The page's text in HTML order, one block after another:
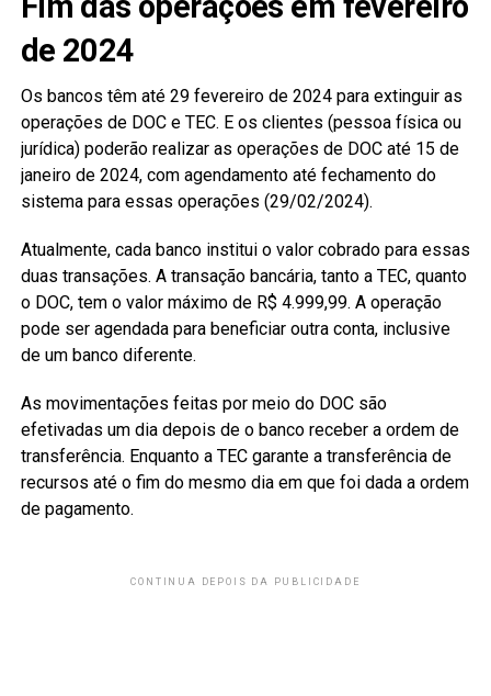
de 2024
Os bancos têm até 29 fevereiro de 2024 para extinguir as
operações de DOC e TEC. E os clientes (pessoa física ou
jurídica) poderão realizar as operações de DOC até 15 de
janeiro de 2024, com agendamento até fechamento do
sistema para essas operações (29/02/2024).
Atualmente, cada banco institui o valor cobrado para essas
duas transações. A transação bancária, tanto a TEC, quanto
o DOC, tem o valor máximo de R$ 4.999,99. A operação
pode ser agendada para beneficiar outra conta, inclusive
de um banco diferente.
As movimentações feitas por meio do DOC são
efetivadas um dia depois de o banco receber a ordem de
transferência. Enquanto a TEC garante a transferência de
recursos até o fim do mesmo dia em que foi dada a ordem
de pagamento.
CONTINUA DEPOIS DA PUBLICIDADE